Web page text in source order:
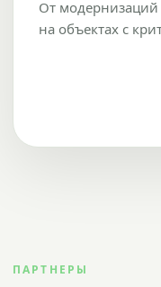
От
на объектах с
ПАРТНЕРЫ